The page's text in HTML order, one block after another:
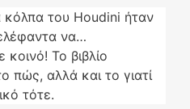
κόλπα του Houdini ήταν
να…
Το βιβλίο
πώς, αλλά και το γιατί
τότε.